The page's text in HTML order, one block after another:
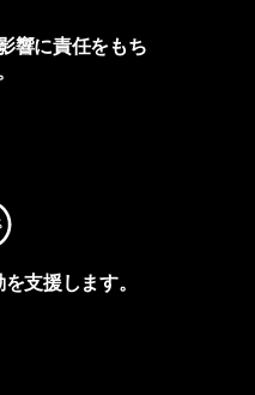
響に責任をもち
支援します。